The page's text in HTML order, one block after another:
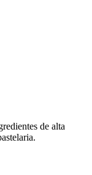
de alta